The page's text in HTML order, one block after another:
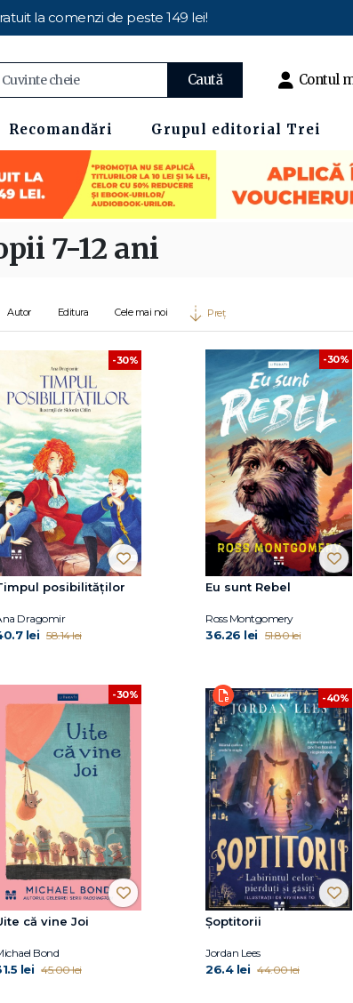
la comenzi de peste 149 lei!
Caută Contul
Recomandări Grupul editorial Trei
7-12 ani
Autor Editura Cele mai noi Preț
-30%
posibilităților
Dragomir
lei 58.14 lei
-30%
Eu sunt Rebel
Ross Montgomery
36.26 lei 51.80 lei
-30%
că vine Joi
Bond
lei 45.00 lei
-40%
Șoptitorii
Jordan Lees
26.4 lei 44.00 lei